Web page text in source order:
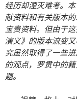
经历却湮灭难考。
献资料和有关版本
宝贵资料。但由于
演义》的版本流变
究虽然取得了一些
的观点，罗贯中的
题。